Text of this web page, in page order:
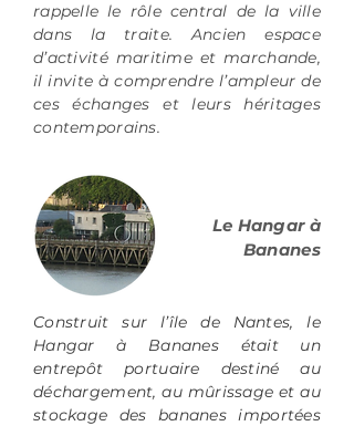
rappelle le rôle central de la ville
dans la traite. Ancien espace
d’activité maritime et marchande,
il invite à comprendre l’ampleur de
ces échanges et leurs héritages
contemporains.
Le Hangar à
Bananes
Construit sur l’île de Nantes, le
Hangar à Bananes était un
entrepôt portuaire destiné au
déchargement, au mûrissage et au
stockage des bananes importées